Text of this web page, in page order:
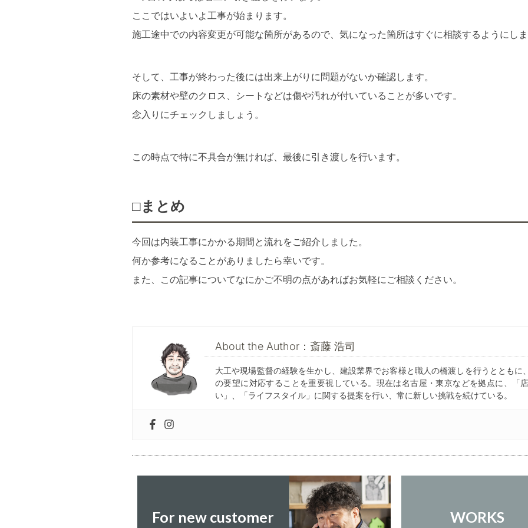
ここではいよいよ工事が始まります。
施工途中での内容変更が可能な箇所があるので、気になった箇所はすぐに相談するようにし
そして、工事が終わった後には出来上がりに問題がないか確認します。
床の素材や壁のクロス、シートなどは傷や汚れが付いていることが多いです。
念入りにチェックしましょう。
この時点で特に不具合が無ければ、最後に引き渡しを行います。
□まとめ
今回は内装工事にかかる期間と流れをご紹介しました。
何か参考になることがありましたら幸いです。
また、この記事についてなにかご不明の点があればお気軽にご相談ください。
About the Author：斎藤 浩司
大工や現場監督の経験を生かし、建設業界でお客様と職人の橋渡しを行うとともに
の要望に対応することを重要視している。現在は名古屋・東京などを拠点に、「
い」、「ライフスタイル」に関する提案を行い、常に新しい挑戦を続けている。
For new customer WORKS